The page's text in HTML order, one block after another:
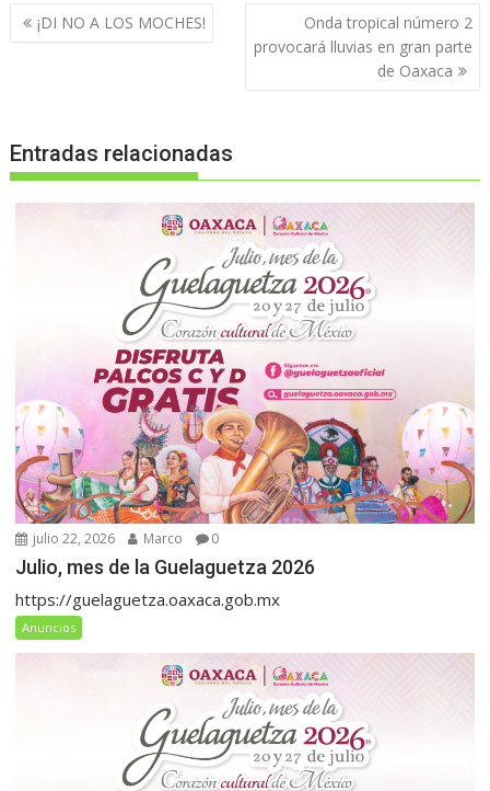
Navegación
de
¡DI NO A LOS MOCHES!
Onda tropical número 2
provocará lluvias en gran parte
de Oaxaca
Entradas relacionadas
julio 22, 2026 Marco 0
Julio, mes de la Guelaguetza 2026
https://guelaguetza.oaxaca.gob.mx
Anuncios